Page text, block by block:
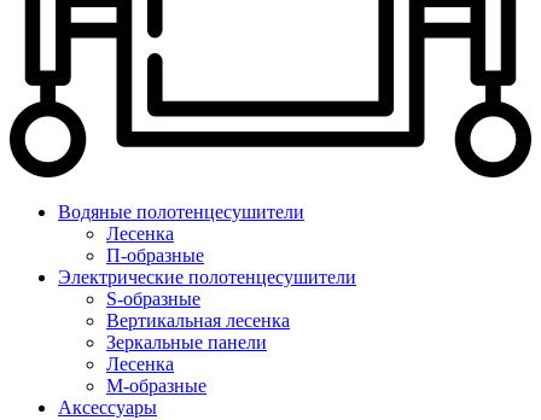
Водяные полотенцесушители
Лесенка
П-образные
Электрические полотенцесушители
S-образные
Вертикальная лесенка
Зеркальные панели
Лесенка
М-образные
Аксессуары